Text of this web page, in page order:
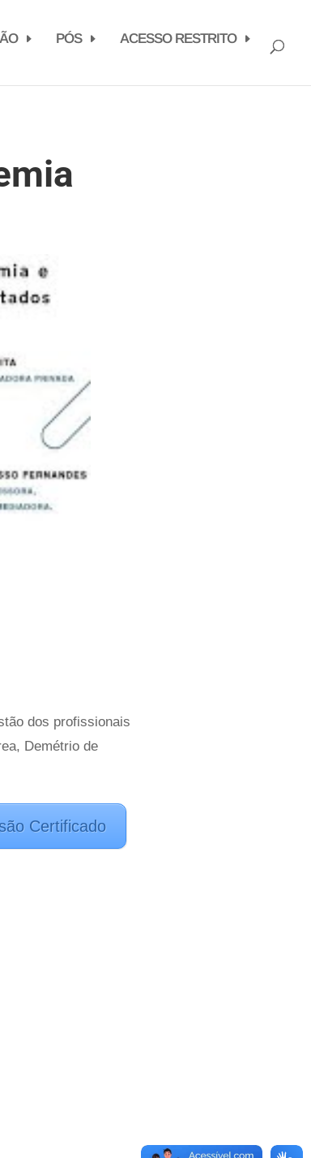
PÓS ACESSO RESTRITO
dos profissionais
Demétrio de
Certificado